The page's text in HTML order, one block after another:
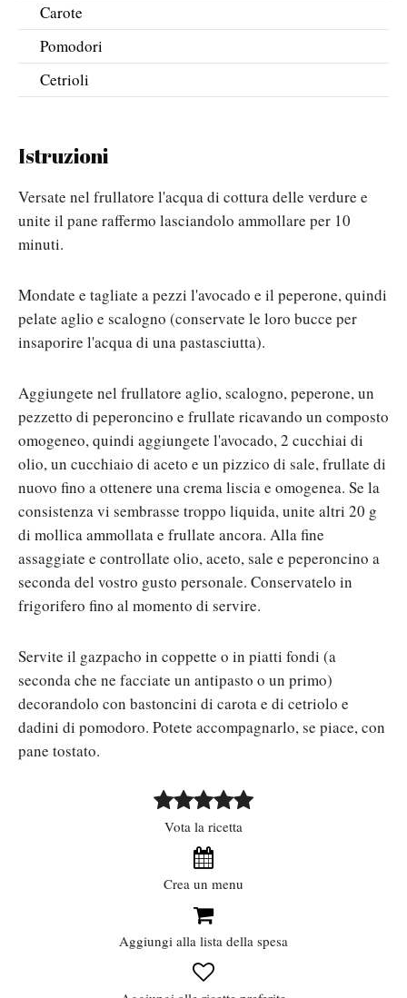
Carote
Pomodori
Cetrioli
Istruzioni
Versate nel frullatore l'acqua di cottura delle verdure e
unite il pane raffermo lasciandolo ammollare per 10
minuti.
Mondate e tagliate a pezzi l'avocado e il peperone, quindi
pelate aglio e scalogno (conservate le loro bucce per
insaporire l'acqua di una pastasciutta).
Aggiungete nel frullatore aglio, scalogno, peperone, un
pezzetto di peperoncino e frullate ricavando un composto
omogeneo, quindi aggiungete l'avocado, 2 cucchiai di
olio, un cucchiaio di aceto e un pizzico di sale, frullate di
nuovo fino a ottenere una crema liscia e omogenea. Se la
consistenza vi sembrasse troppo liquida, unite altri 20 g
di mollica ammollata e frullate ancora. Alla fine
assaggiate e controllate olio, aceto, sale e peperoncino a
seconda del vostro gusto personale. Conservatelo in
frigorifero fino al momento di servire.
Servite il gazpacho in coppette o in piatti fondi (a
seconda che ne facciate un antipasto o un primo)
decorandolo con bastoncini di carota e di cetriolo e
dadini di pomodoro. Potete accompagnarlo, se piace, con
pane tostato.
Vota la ricetta
Crea un menu
Aggiungi alla lista della spesa